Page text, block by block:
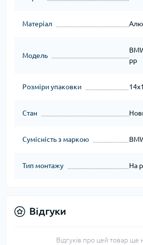
Матеріал
Модель
рр
Розміри упаковки
Стан
Сумісність з маркою
Тип монтажу На
Відгуки
Відгуків про цей товар ще